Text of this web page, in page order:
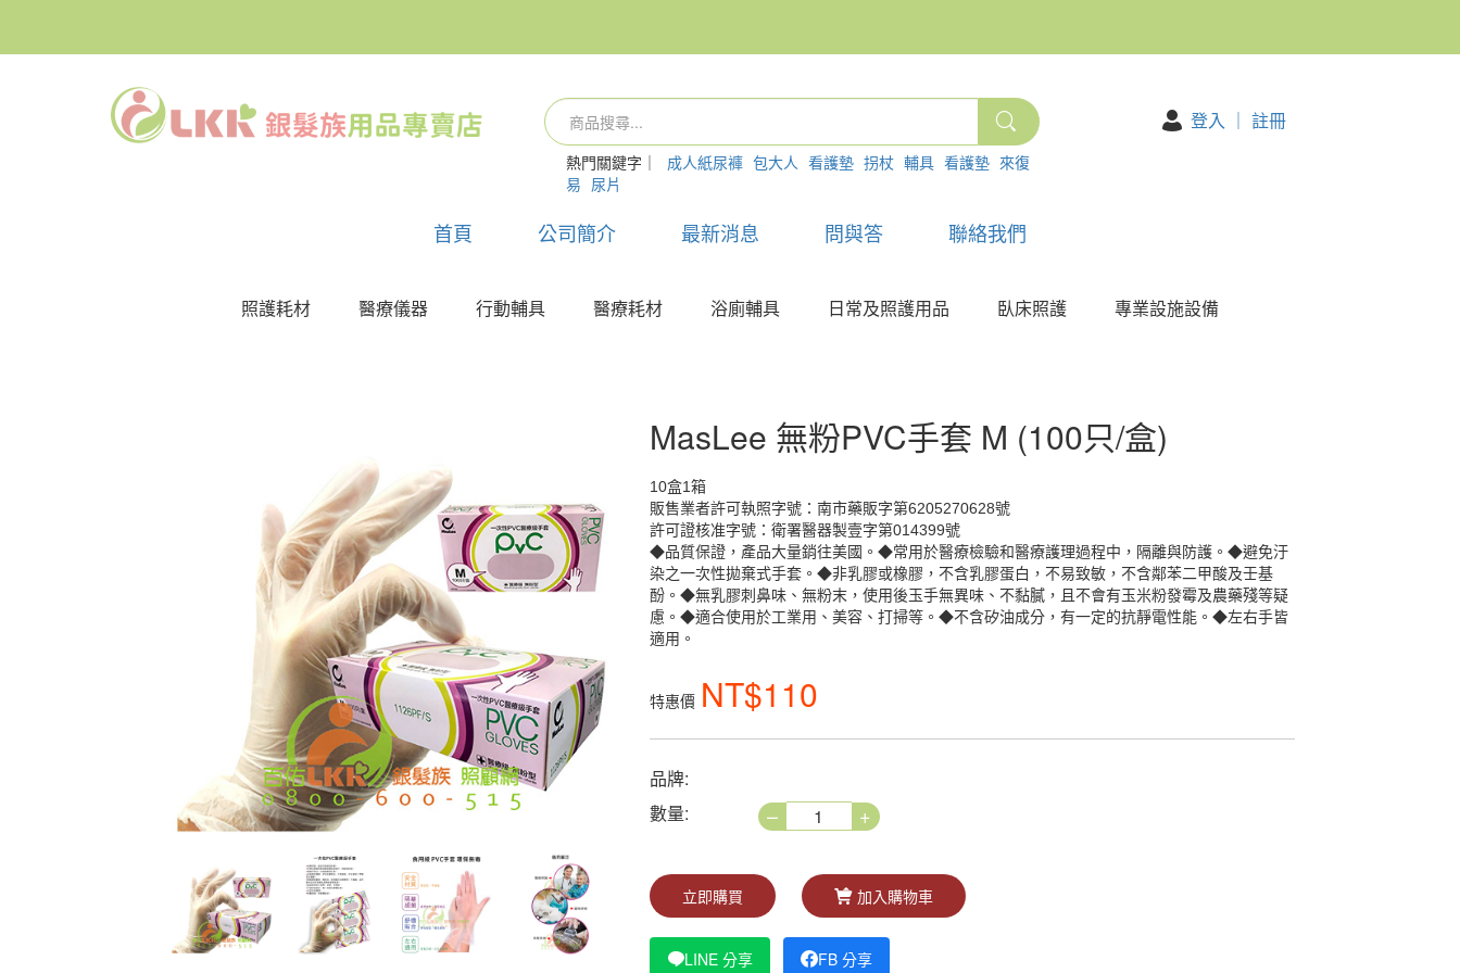
熱門關鍵字｜ 成人紙尿褲 包大人 看護墊 拐杖 輔具 看護墊 來復
易 尿片
登入 ｜ 註冊
首頁 公司簡介 最新消息 問與答 聯絡我們
照護耗材 醫療儀器 行動輔具 醫療耗材 浴廁輔具 日常及照護用品 臥床照護 專業設施設備
MasLee 無粉PVC手套 M (100只/盒)
10盒1箱
販售業者許可執照字號：南市藥販字第6205270628號
許可證核准字號：衛署醫器製壹字第014399號
◆品質保證，產品大量銷往美國。◆常用於醫療檢驗和醫療護理過程中，隔離與防護。◆避免汙
染之一次性拋棄式手套。◆非乳膠或橡膠，不含乳膠蛋白，不易致敏，不含鄰苯二甲酸及壬基
酚。◆無乳膠刺鼻味、無粉末，使用後玉手無異味、不黏膩，且不會有玉米粉發霉及農藥殘等疑
慮。◆適合使用於工業用、美容、打掃等。◆不含矽油成分，有一定的抗靜電性能。◆左右手皆
適用。
特惠價 NT$110
品牌:
數量:
– +
立即購買 加入購物車
LINE 分享 FB 分享